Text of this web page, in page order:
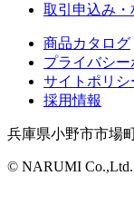
取引申込み・
商品カタログ
プライバシー
サイトポリシ
採用情報
兵庫県小野市市場
© NARUMI Co.,Ltd.